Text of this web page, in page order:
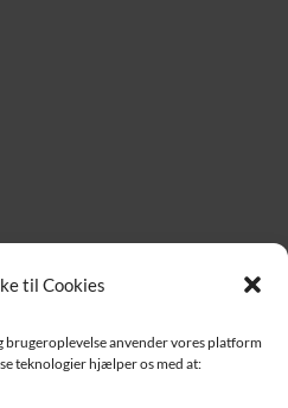
til Cookies
anvender vores platform
teknologier hjælper os med at: